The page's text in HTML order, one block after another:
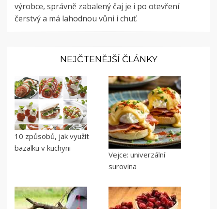
výrobce, správně zabalený čaj je i po otevření
čerstvý a má lahodnou vůni i chuť.
NEJČTENĚJŠÍ ČLÁNKY
10 způsobů, jak využít
bazalku v kuchyni
Vejce: univerzální
surovina